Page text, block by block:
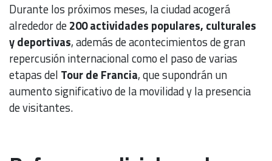
Durante los próximos meses, la ciudad acogerá
alrededor de200 actividades populares, culturales
y deportivas, además de acontecimientos de gran
repercusión internacional como el paso de varias
etapas del Tour de Francia, que supondrán un
aumento significativo de la movilidad y la presencia
de visitantes.